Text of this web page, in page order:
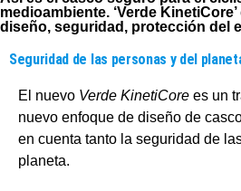
medioambiente. ‘Verde
diseño, seguridad, protección del
Seguridad de las personas y del
El nuevo Verde KinetiCore es un
nuevo enfoque de diseño de
en cuenta tanto la seguridad de
planeta.